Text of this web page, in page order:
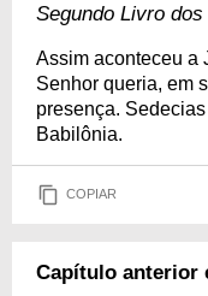
Segundo Livro
Assim aconteceu a
Senhor queria, em
presença.
Babilônia.
COPIAR
Capítulo anterior